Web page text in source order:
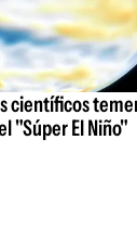
científicos
"Súper El Niño"